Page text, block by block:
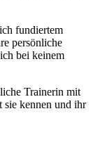
fundiertem
persönliche
bei keinem
Trainerin mit
sie kennen und ihr